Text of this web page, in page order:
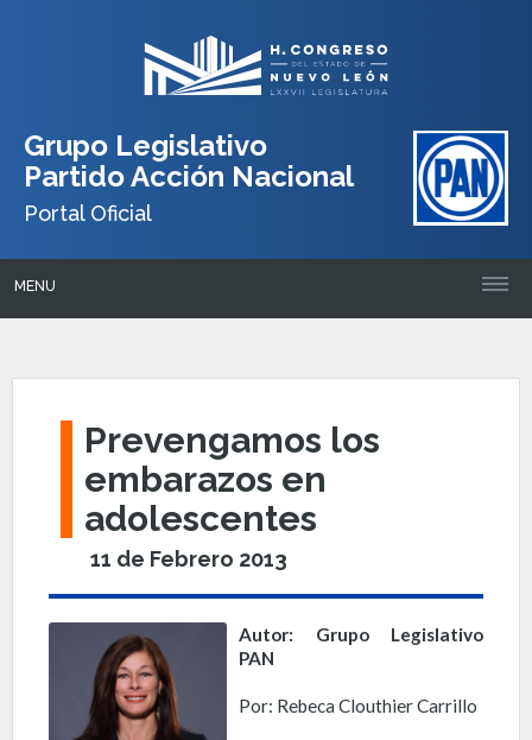
Grupo Legislativo
Partido Acción Nacional
Portal Oficial
MENU
Prevengamos los
embarazos en
adolescentes
11 de Febrero 2013
Autor: Grupo Legislativo
PAN
Por: Rebeca Clouthier Carrillo